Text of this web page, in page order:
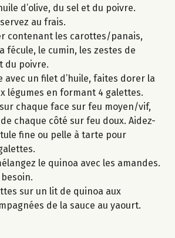
d’olive, du sel et du poivre.
au frais.
contenant les carottes/panais,
fécule, le cumin, les zestes de
du poivre.
avec un filet d’huile, faites dorer la
légumes en formant 4 galettes.
chaque face sur feu moyen/vif,
chaque côté sur feu doux. Aidez-
fine ou pelle à tarte pour
le quinoa avec les amandes.
sur un lit de quinoa aux
de la sauce au yaourt.